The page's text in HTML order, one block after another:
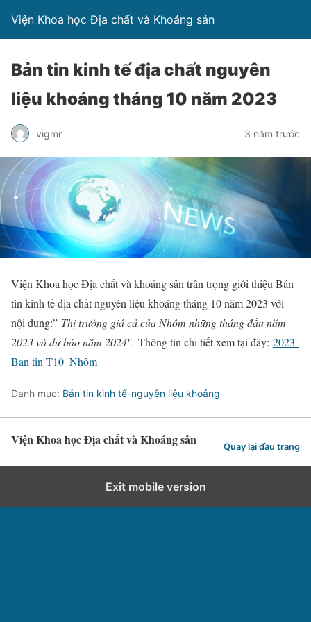
Viện Khoa học Địa chất và Khoáng sản
Bản tin kinh tế địa chất nguyên
liệu khoáng tháng 10 năm 2023
vigmr 3 năm trước
Viện Khoa học Địa chất và khoáng sản trân trọng giới thiệu Bản
tin kinh tế địa chất nguyên liệu khoáng tháng 10 năm 2023 với
nội dung:” Thị trường giá cả của Nhôm những tháng đầu năm
2023 và dự báo năm 2024″. Thông tin chi tiết xem tại đây: 2023-
Ban tin T10_Nhôm
Danh mục: Bản tin kinh tế-nguyên liệu khoáng
Viện Khoa học Địa chất và Khoáng sản Quay lại đầu trang
Exit mobile version